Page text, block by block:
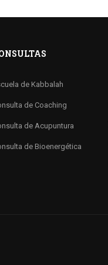
de Kabbalah
de Coaching
de Acupuntura
de Bioenergética